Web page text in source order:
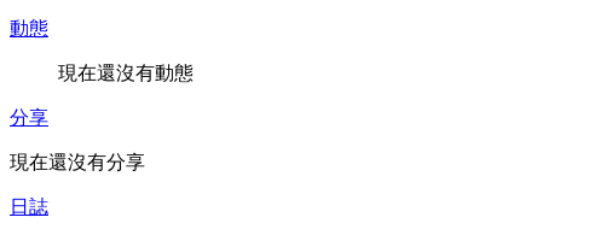
動態
現在還沒有動態
分享
現在還沒有分享
日誌